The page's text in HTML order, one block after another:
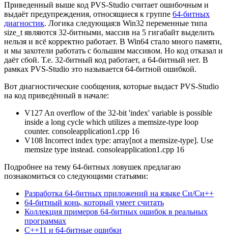
Приведенный выше код PVS-Studio считает ошибочным и
выдаёт предупреждения, относящиеся к группе 64-битных
диагностик. Логика следующая:в Win32 переменные типа
size_t являются 32-битными, массив на 5 гигабайт выделить
нельзя и всё корректно работает. В Win64 стало много памяти,
и мы захотели работать с большим массивом. Но код отказал и
даёт сбой. Т.е. 32-битный код работает, а 64-битный нет. В
рамках PVS-Studio это называется 64-битной ошибкой.
Вот диагностические сообщения, которые выдаст PVS-Studio
на код приведённый в начале:
V127 An overflow of the 32-bit 'index' variable is possible
inside a long cycle which utilizes a memsize-type loop
counter. consoleapplication1.cpp 16
V108 Incorrect index type: array[not a memsize-type]. Use
memsize type instead. consoleapplication1.cpp 16
Подробнее на тему 64-битных ловушек предлагаю
познакомиться со следующими статьями:
Разработка 64-битных приложений на языке Си/Си++
64-битный конь, который умеет считать
Коллекция примеров 64-битных ошибок в реальных
программах
C++11 и 64-битные ошибки